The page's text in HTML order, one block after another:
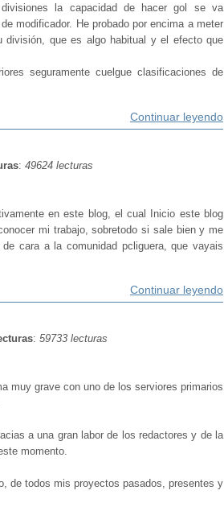
la capacidad de hacer gol se va
modificador. He probado por encima a meter
división, que es algo habitual y el efecto que
seguramente cuelgue clasificaciones de
Continuar leyendo
: 49624 lecturas
en este blog, el cual Inicio este blog
mi trabajo, sobretodo si sale bien y me
cara a la comunidad pcliguera, que vayais
Continuar leyendo
: 59733 lecturas
muy grave con uno de los serviores primarios
a una gran labor de los redactores y de la
momento.
de todos mis proyectos pasados, presentes y